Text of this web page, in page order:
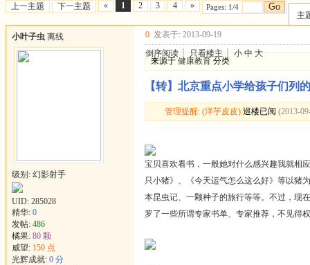
上一主题 下一主题 « 1 2 3 4 » Pages: 1/4 Go
主
小叶子虫 离线
级别: 幻影射手
UID: 285028
精华: 0
发帖: 486
橘果: 80 颗
威望: 150 点
光辉成就: 0 分
0 发表于: 2013-09-19
倒序阅读 ┊ 只看楼主 ┊ 小 中 大
来源于 健康教育 分类
【转】北京重点小学给孩子们列
管理提醒: (洋芋皮皮) 巡楼已阅 (2013-
宝贝喜欢看书，一般她对什么感兴趣我就相
只小猪》、《今天运气怎么这么好》等以猪
本昆虫记、一颗种子的旅行等等。不过，现
罗了一些所谓专家书单、专家推荐，不见得